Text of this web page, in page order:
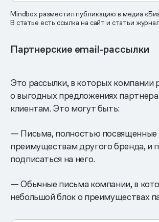
Mindbox разместил публикацию в медиа
В статье есть ссылка на сайт и статьи
Партнерские email-рассылки
Это рассылки, в которых компании
о выгодных предложениях
клиентам. Это могут быть:
— Письма, полностью посвященные
преимуществам другого бренда, и
подписаться на него.
— Обычные письма компании, в
небольшой блок о преимуществах